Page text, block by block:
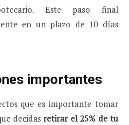
Este paso final
en un plazo de 10 días
importantes
que es importante tomar
decidas retirar el 25% de tu